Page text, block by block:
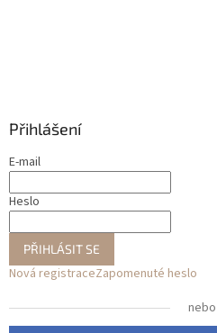
Přihlášení
E-mail
Heslo
PŘIHLÁSIT SE
Nová registraceZapomenuté heslo
nebo